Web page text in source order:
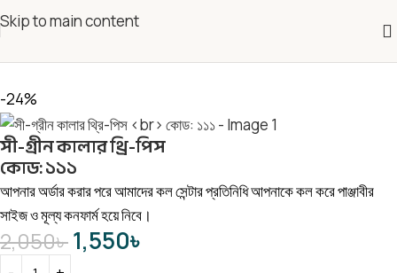
Skip to main content
-24%
সী-গ্রীন কালার থ্রি-পিস
কোড: ১১১
আপনার অর্ডার করার পরে আমাদের কল সেন্টার প্রতিনিধি আপনাকে কল করে পাঞ্জাবীর
সাইজ ও মূল্য কনফার্ম হয়ে নিবে।
2,050৳1,550৳